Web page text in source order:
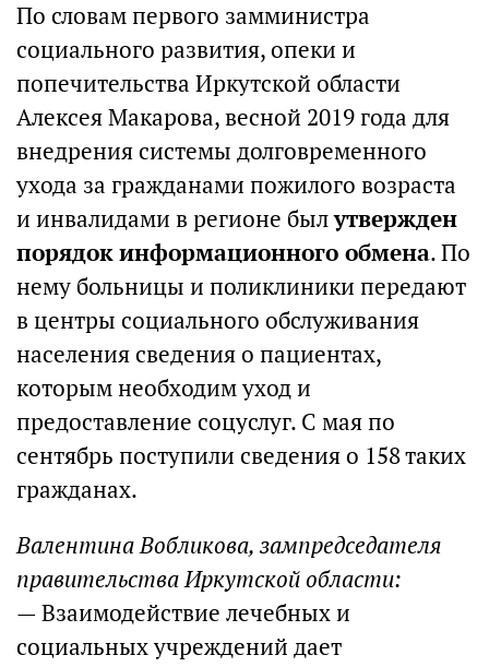
По словам первого замминистра
социального развития, опеки и
попечительства Иркутской области
Алексея Макарова, весной 2019 года для
внедрения системы долговременного
ухода за гражданами пожилого возраста
и инвалидами в регионе былутвержден
порядок информационного обмена. По
нему больницы и поликлиники передают
в центры социального обслуживания
населения сведения о пациентах,
которым необходим уход и
предоставление соцуслуг. С мая по
сентябрь поступили сведения о 158 таких
гражданах.
Валентина Вобликова, зампредседателя
правительства Иркутской области:
— Взаимодействие лечебных и
социальных учреждений дает